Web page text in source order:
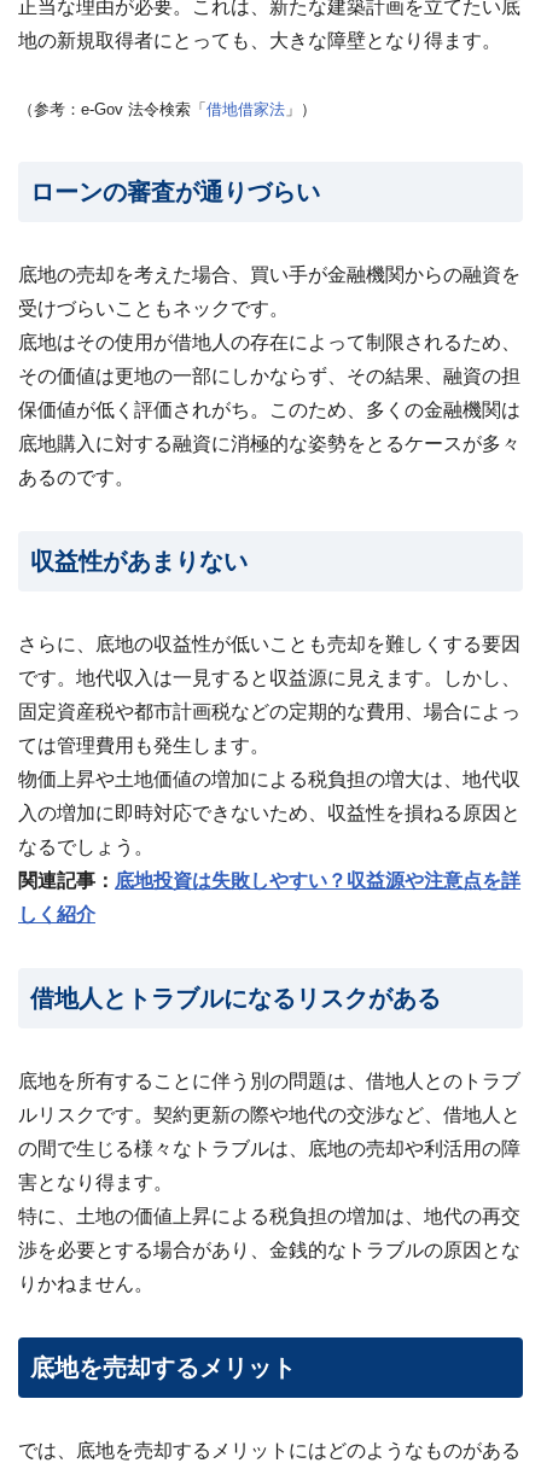
ビス
案
内・
集 ›
正当な理由が必要。これは、新たな建築計画を立てたい底
地の新規取得者にとっても、大きな障壁となり得ます。
（参考：e-Gov 法令検索「 借地借家法 」）
ローンの審査が通りづらい
底地の売却を考えた場合、買い手が金融機関からの融資を
受けづらいこともネックです。
底地はその使用が借地人の存在によって制限されるため、
その価値は更地の一部にしかならず、その結果、融資の担
保価値が低く評価されがち。このため、多くの金融機関は
底地購入に対する融資に消極的な姿勢をとるケースが多々
あるのです。
収益性があまりない
さらに、底地の収益性が低いことも売却を難しくする要因
です。地代収入は一見すると収益源に見えます。しかし、
固定資産税や都市計画税などの定期的な費用、場合によっ
ては管理費用も発生します。
物価上昇や土地価値の増加による税負担の増大は、地代収
入の増加に即時対応できないため、収益性を損ねる原因と
なるでしょう。
関連記事： 底地投資は失敗しやすい？収益源や注意点を詳
しく紹介
借地人とトラブルになるリスクがある
底地を所有することに伴う別の問題は、借地人とのトラブ
ルリスクです。契約更新の際や地代の交渉など、借地人と
の間で生じる様々なトラブルは、底地の売却や利活用の障
害となり得ます。
特に、土地の価値上昇による税負担の増加は、地代の再交
渉を必要とする場合があり、金銭的なトラブルの原因とな
りかねません。
底地を売却するメリット
では、底地を売却するメリットにはどのようなものがある